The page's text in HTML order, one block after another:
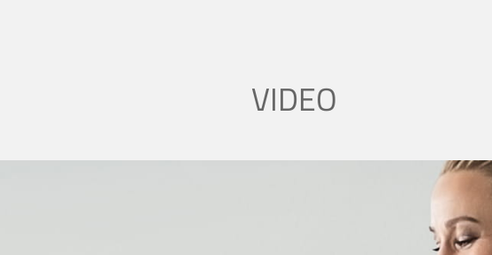
VIDEO